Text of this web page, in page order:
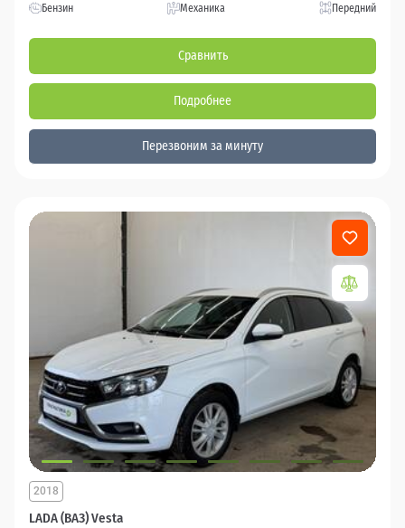
Бензин Механика Передний
Сравнить
Подробнее
Перезвоним за минуту
LADA (ВАЗ) Vesta
2018